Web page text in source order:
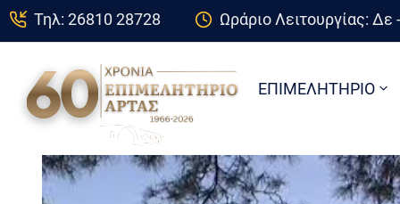
Τηλ: 26810 28728 Ωράριο Λειτουργίας:
ΕΠΙΜΕΛΗΤΗΡΙΟ